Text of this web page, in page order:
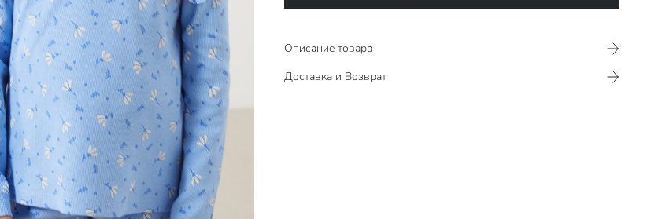
Описание товара
Доставка и Возврат